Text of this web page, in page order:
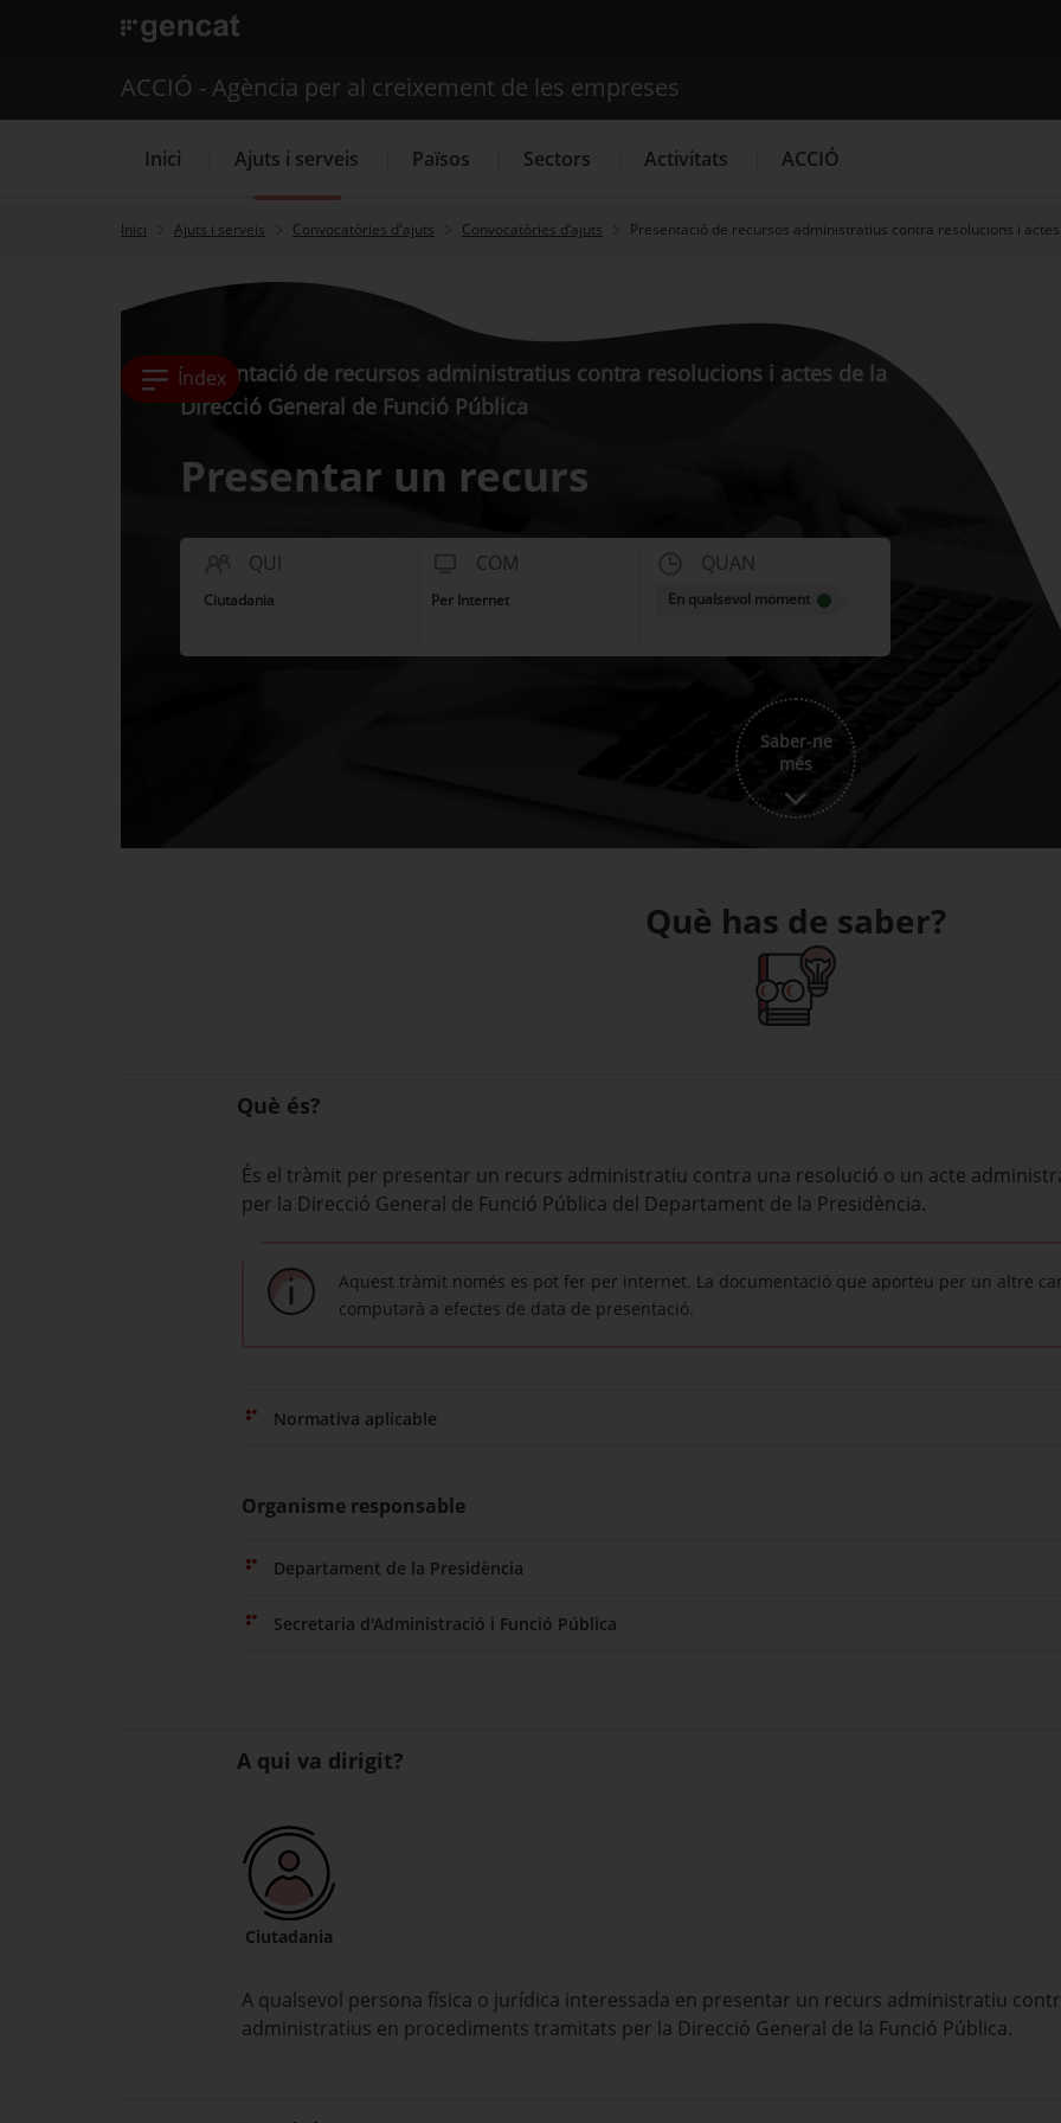
. Obre en una nova finestra.
Cercador
Serveis d'internacionalització
ACCIÓ - Agència per al creixement de les empreses
Inici Ajuts i serveis Països Sectors Activitats ACCIÓ
Inici Ajuts i serveis Convocatòries d'ajuts Convocatòries d’ajuts Presentació de recursos administratius contra resolucions i
Índex
Presentació de recursos administratius contra resolucions i actes de la
Direcció General de Funció Pública
Presentar un recurs
QUI
Ciutadania
COM
Per Internet
QUAN
En qualsevol moment
Saber-ne
més
Què has de saber?
Què és?
És el tràmit per presentar un recurs administratiu contra una resolució o un acte
per la Direcció General de Funció Pública del Departament de la Presidència.
Aquest tràmit només es pot fer per internet. La documentació que aporteu per un altre
computarà a efectes de data de presentació.
Normativa aplicable
Organisme responsable
Departament de la Presidència
Secretaria d'Administració i Funció Pública
A qui va dirigit?
Ciutadania
A qualsevol persona física o jurídica interessada en presentar un recurs administratiu
administratius en procediments tramitats per la Direcció General de la Funció Pública.